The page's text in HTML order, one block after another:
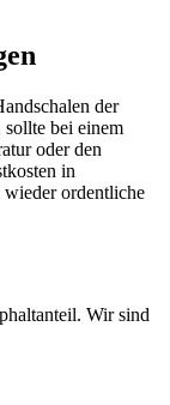
der
sollte bei einem
oder den
in
wieder ordentliche
Wir sind